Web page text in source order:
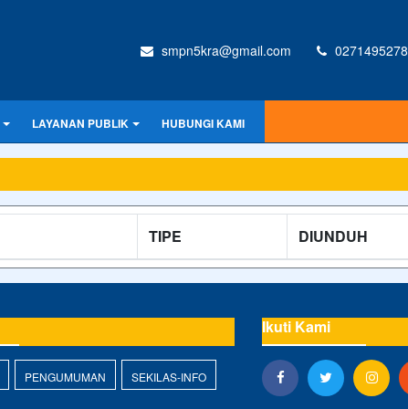
smpn5kra@gmail.com 0271495278
LAYANAN PUBLIK HUBUNGI KAMI
TIPE DIUNDUH
PENGUMUMAN SEKILAS-INFO
Ikuti Kami